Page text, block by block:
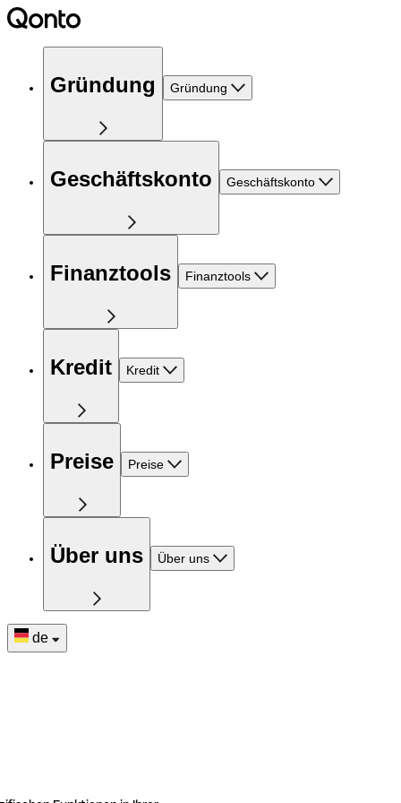
Gründung Gründung
Geschäftskonto Geschäftskonto
Finanztools Finanztools
Kredit Kredit
Preise Preise
Über uns Über uns
de